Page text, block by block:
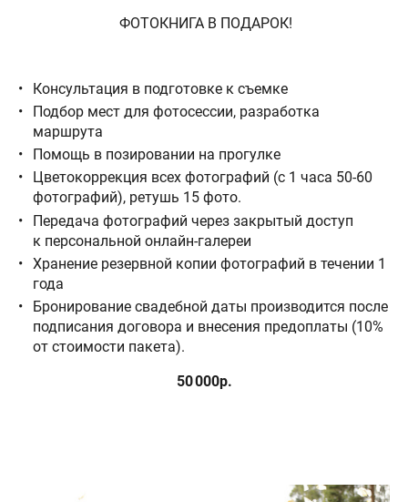
ФОТОКНИГА В ПОДАРОК!
Консультация в подготовке к съемке
Подбор мест для фотосессии, разработка
маршрута
Помощь в позировании на прогулке
Цветокоррекция всех фотографий (с 1 часа 50-60
фотографий), ретушь 15 фото.
Передача фотографий через закрытый доступ
к персональной онлайн-галереи
Хранение резервной копии фотографий в течении 1
года
Бронирование свадебной даты производится после
подписания договора и внесения предоплаты (10%
от стоимости пакета).
50 000р.